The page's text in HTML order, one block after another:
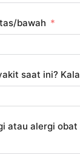
bawah
saat ini?
atau alergi